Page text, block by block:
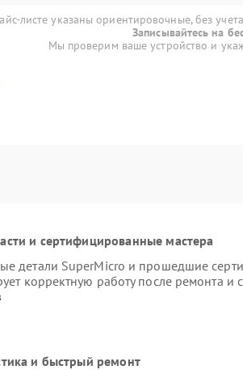
листе указаны ориентировочные, без
Записывайтесь на
Мы проверим ваше устройство и
и сертифицированные мастера
детали SuperMicro и прошедшие
корректную работу после ремонта и
и быстрый ремонт